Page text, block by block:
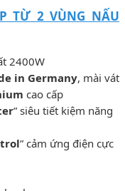
TỪ 2 VÙNG NẤU
2400W
in Germany, mài vát
cao cấp
” siêu tiết kiệm năng
” cảm ứng điện cực